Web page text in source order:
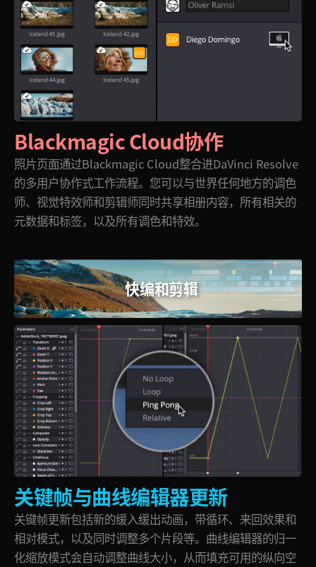
Blackmagic Cloud协作
照片页面通过Blackmagic Cloud整合进DaVinci Resolve
的多用户协作式工作流程。您可以与世界任何地方的调色
师、 视觉特效师和剪辑师同时共享相册内容，所有相关的
元数据和标签，以及所有调色和特效。
快编和剪辑
关键帧与曲线编辑器更新
关键帧更新包括新的缓入缓出动画，带循环、来回效果和
相对模式，以及同时调整多个片段等。曲线编辑器的归一
化缩放模式会自动调整曲线大小，从而填充可用的纵向空